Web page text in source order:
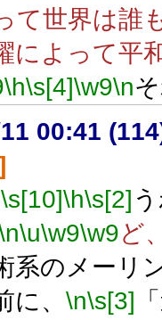
て世界は誰
によって平
\h\s[4]\w9\n
00:41
\s[10]\h\s[2]
\u\w9\w9ど
系のメーリ
に、 \n\s[3]